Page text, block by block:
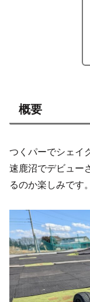
概要
つくパーでシェイ
速鹿沼でデビュー
るのか楽しみです。